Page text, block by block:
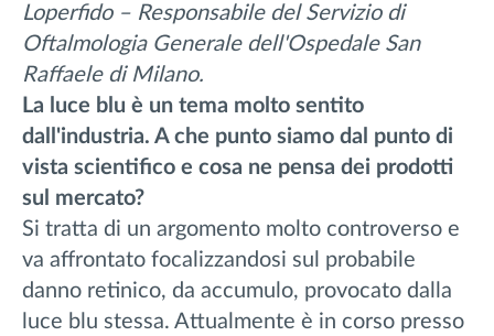
Loperfido – Responsabile del Servizio di
Oftalmologia Generale dell'Ospedale San
Raffaele di Milano.
La luce blu è un tema molto sentito
dall'industria. A che punto siamo dal punto di
vista scientifico e cosa ne pensa dei prodotti
sul mercato?
Si tratta di un argomento molto controverso e
va affrontato focalizzandosi sul probabile
danno retinico, da accumulo, provocato dalla
luce blu stessa. Attualmente è in corso presso